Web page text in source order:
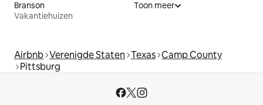
Branson
Vakantiehuizen
Toon meer
Airbnb Verenigde Staten Texas Camp County
Pittsburg